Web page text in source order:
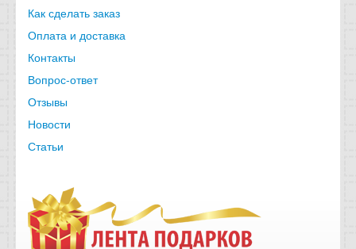
Как сделать заказ
Оплата и доставка
Контакты
Вопрос-ответ
Отзывы
Новости
Статьи